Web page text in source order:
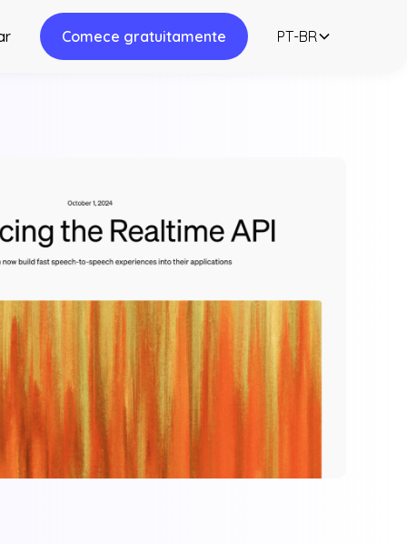
Comece gratuitamente PT-BR